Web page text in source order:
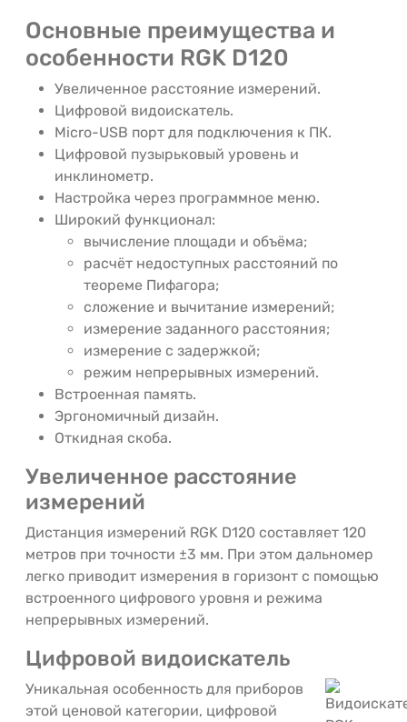
Основные преимущества и
особенности RGK D120
Увеличенное расстояние измерений.
Цифровой видоискатель.
Micro-USB порт для подключения к ПК.
Цифровой пузырьковый уровень и
инклинометр.
Настройка через программное меню.
Широкий функционал:
вычисление площади и объёма;
расчёт недоступных расстояний по
теореме Пифагора;
сложение и вычитание измерений;
измерение заданного расстояния;
измерение с задержкой;
режим непрерывных измерений.
Встроенная память.
Эргономичный дизайн.
Откидная скоба.
Увеличенное расстояние
измерений
Дистанция измерений RGK D120 составляет 120
метров при точности ±3 мм. При этом дальномер
легко приводит измерения в горизонт с помощью
встроенного цифрового уровня и режима
непрерывных измерений.
Цифровой видоискатель
Уникальная особенность для приборов
этой ценовой категории, цифровой